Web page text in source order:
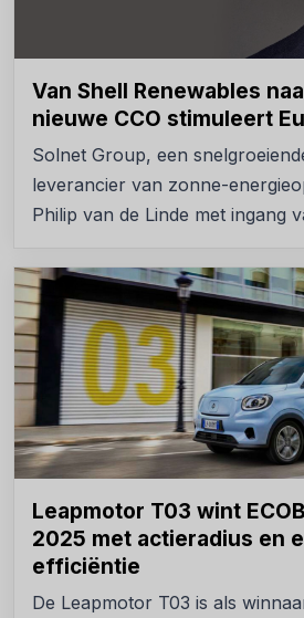
Van Shell Renewables
nieuwe CCO stimuleert
Solnet Group, een
leverancier van zonne-
Philip van de Linde met ingang
Leapmotor T03 wint
2025 met actieradius en
efficiëntie
De Leapmotor T03 is als